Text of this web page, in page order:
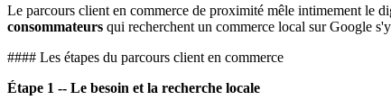
Le parcours client en commerce de proximité mêle intimement le
consommateurs qui recherchent un commerce local sur Google
#### Les étapes du parcours client en commerce
Étape 1 -- Le besoin et la recherche locale